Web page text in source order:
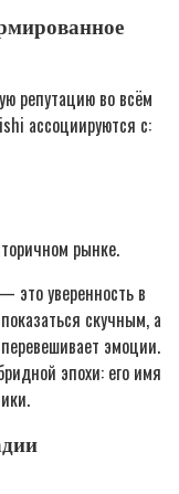
репутацию во всём
ассоциируются с:
рынке.
это уверенность в
скучным, а
эмоции.
эпохи: его имя